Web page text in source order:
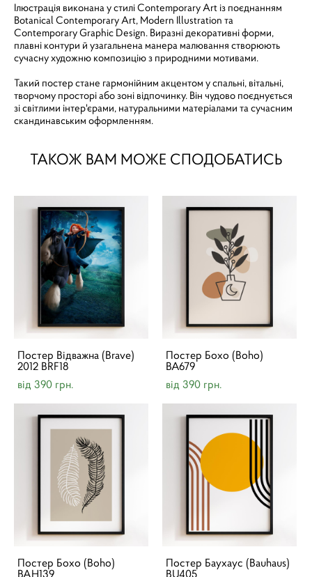
Ілюстрація виконана у стилі Contemporary Art із поєднанням
Botanical Contemporary Art, Modern Illustration та
Contemporary Graphic Design. Виразні декоративні форми,
плавні контури й узагальнена манера малювання створюють
сучасну художню композицію з природними мотивами.
Такий постер стане гармонійним акцентом у спальні, вітальні,
творчому просторі або зоні відпочинку. Він чудово поєднується
зі світлими інтер'єрами, натуральними матеріалами та сучасним
скандинавським оформленням.
ТАКОЖ ВАМ МОЖЕ СПОДОБАТИСЬ
Постер Відважна (Brave)
2012 BRF18
від 390 грн.
Постер Бохо (Boho)
BA679
від 390 грн.
Постер Бохо (Boho)
BAH139
Постер Баухаус (Bauhaus)
BU405